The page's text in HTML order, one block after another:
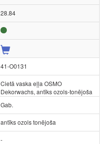
28.84
41-O0131
Cietā vaska eļļa OSMO
Dekorwachs, antīks ozols-tonējoša
Gab.
antīks ozols tonējoša
-